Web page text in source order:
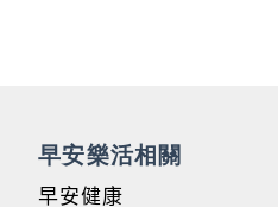
早安樂活相關
早安健康